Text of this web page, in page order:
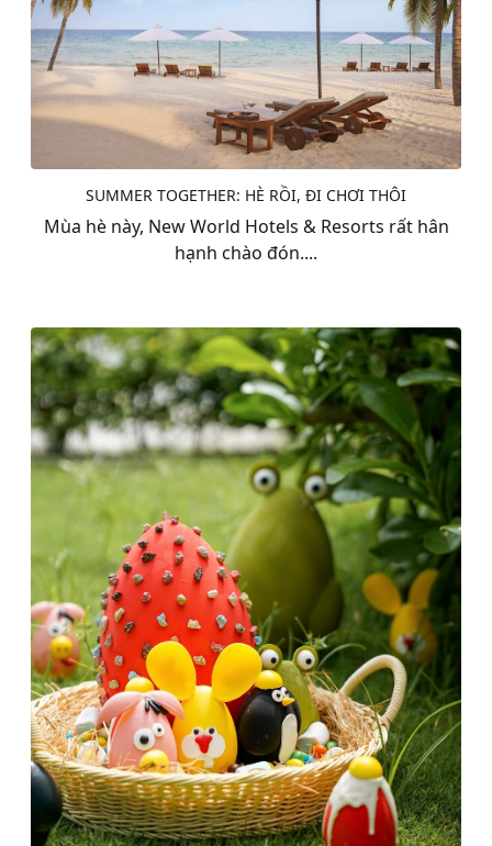
SUMMER TOGETHER: HÈ RỒI, ĐI CHƠI THÔI
Mùa hè này, New World Hotels & Resorts rất hân
hạnh chào đón....